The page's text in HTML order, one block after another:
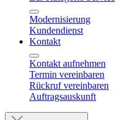
Modernisierung
Kundendienst
Kontakt
Kontakt aufnehmen
Termin vereinbaren
Rückruf vereinbaren
Auftragsauskunft